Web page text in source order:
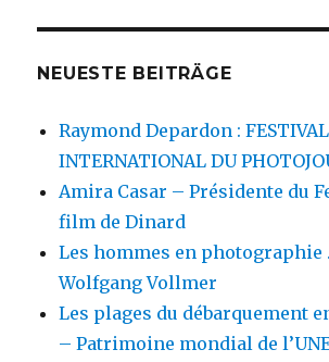
NEUESTE BEITRÄGE
Raymond Depardon : FESTIVAL
INTERNATIONAL DU
Amira Casar – Présidente du
film de Dinard
Les hommes en photographie
Wolfgang Vollmer
Les plages du débarquement
– Patrimoine mondial de